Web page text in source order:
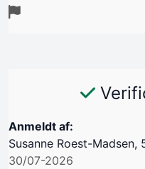
Anmeldt af:
Susanne Roest-Madsen,
30/07-2026